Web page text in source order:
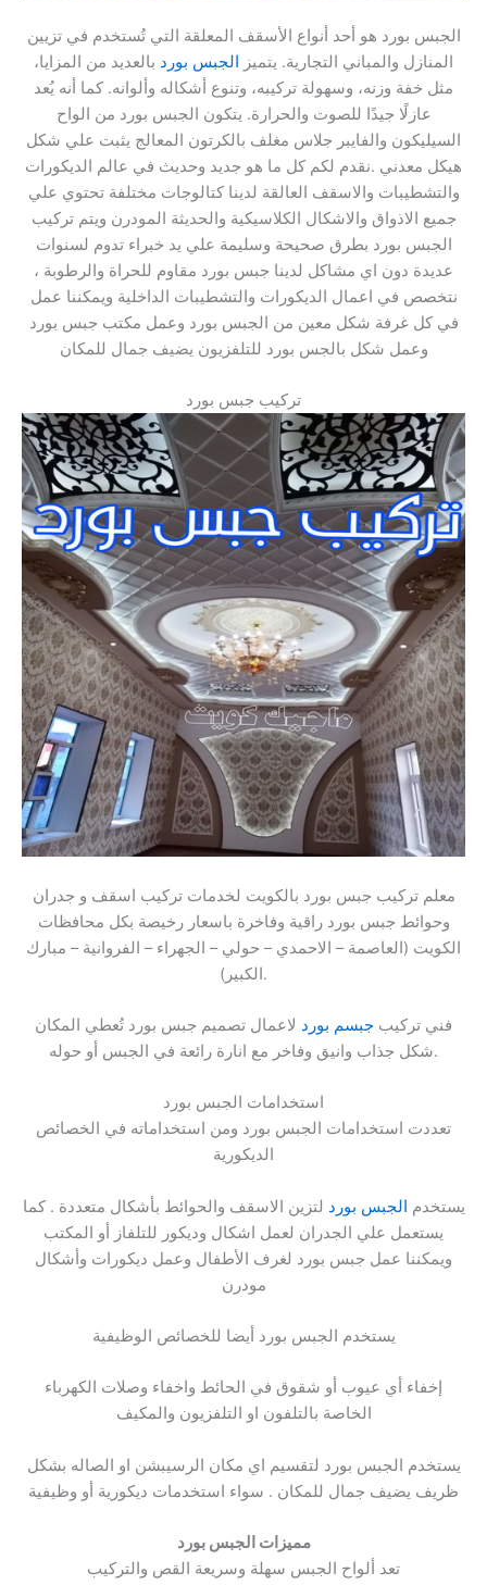
الجبس بورد هو أحد أنواع الأسقف المعلقة التي تُستخدم في تزيين
المنازل والمباني التجارية. يتميز الجبس بورد بالعديد من المزايا،
مثل خفة وزنه، وسهولة تركيبه، وتنوع أشكاله وألوانه. كما أنه يُعد
عازلًا جيدًا للصوت والحرارة. يتكون الجبس بورد من الواح
السيليكون والفايبر جلاس مغلف بالكرتون المعالج يثبت علي شكل
هيكل معدني .نقدم لكم كل ما هو جديد وحديث في عالم الديكورات
والتشطيبات والاسقف العالقة لدينا كتالوجات مختلفة تحتوي علي
جميع الاذواق والاشكال الكلاسيكية والحديثة المودرن ويتم تركيب
الجبس بورد بطرق صحيحة وسليمة علي يد خبراء تدوم لسنوات
عديدة دون اي مشاكل لدينا جبس بورد مقاوم للحراة والرطوبة ،
نتخصص في اعمال الديكورات والتشطيبات الداخلية ويمكننا عمل
في كل غرفة شكل معين من الجبس بورد وعمل مكتب جبس بورد
وعمل شكل بالجس بورد للتلفزيون يضيف جمال للمكان
تركيب جبس بورد
معلم تركيب جبس بورد بالكويت لخدمات تركيب اسقف و جدران
وحوائط جبس بورد راقية وفاخرة باسعار رخيصة بكل محافظات
الكويت (العاصمة – الاحمدي – حولي – الجهراء – الفروانية – مبارك
الكبير).
فني تركيب جبسم بورد لاعمال تصميم جبس بورد تُعطي المكان
شكل جذاب وانيق وفاخر مع انارة رائعة في الجبس أو حوله.
استخدامات الجبس بورد
تعددت استخدامات الجبس بورد ومن استخداماته في الخصائص
الديكورية
يستخدم الجبس بورد لتزين الاسقف والحوائط بأشكال متعددة . كما
يستعمل علي الجدران لعمل اشكال وديكور للتلفاز أو المكتب
ويمكننا عمل جبس بورد لغرف الأطفال وعمل ديكورات وأشكال
مودرن
يستخدم الجبس بورد أيضا للخصائص الوظيفية
إخفاء أي عيوب أو شقوق في الحائط واخفاء وصلات الكهرباء
الخاصة بالتلفون او التلفزيون والمكيف
يستخدم الجبس بورد لتقسيم اي مكان الرسيبشن او الصاله بشكل
ظريف يضيف جمال للمكان . سواء استخدمات ديكورية أو وظيفية
مميزات الجبس بورد
تعد ألواح الجبس سهلة وسريعة القص والتركيب